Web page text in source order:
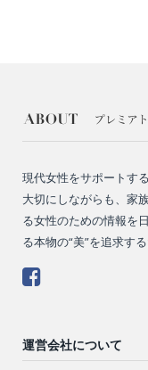
現代女性をサポートす
大切にしながらも、家
る女性のための情報を
る本物の“美”を追求す
運営会社について